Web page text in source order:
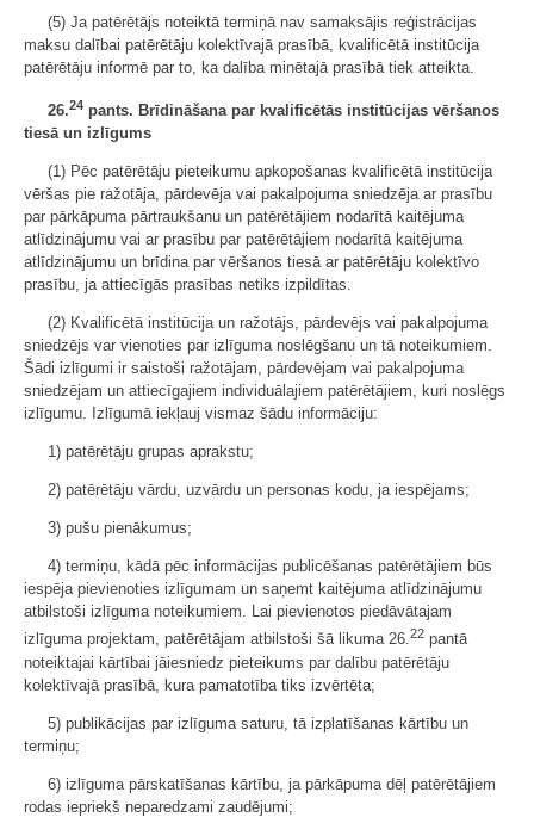
(5) Ja patērētājs noteiktā termiņā nav samaksājis reģistrācijas
maksu dalībai patērētāju kolektīvajā prasībā, kvalificētā institūcija
patērētāju informē par to, ka dalība minētajā prasībā tiek atteikta.
26.24 pants. Brīdināšana par kvalificētās institūcijas vēršanos
tiesā un izlīgums
(1) Pēc patērētāju pieteikumu apkopošanas kvalificētā institūcija
vēršas pie ražotāja, pārdevēja vai pakalpojuma sniedzēja ar prasību
par pārkāpuma pārtraukšanu un patērētājiem nodarītā kaitējuma
atlīdzinājumu vai ar prasību par patērētājiem nodarītā kaitējuma
atlīdzinājumu un brīdina par vēršanos tiesā ar patērētāju kolektīvo
prasību, ja attiecīgās prasības netiks izpildītas.
(2) Kvalificētā institūcija un ražotājs, pārdevējs vai pakalpojuma
sniedzējs var vienoties par izlīguma noslēgšanu un tā noteikumiem.
Šādi izlīgumi ir saistoši ražotājam, pārdevējam vai pakalpojuma
sniedzējam un attiecīgajiem individuālajiem patērētājiem, kuri noslēgs
izlīgumu. Izlīgumā iekļauj vismaz šādu informāciju:
1) patērētāju grupas aprakstu;
2) patērētāju vārdu, uzvārdu un personas kodu, ja iespējams;
3) pušu pienākumus;
4) termiņu, kādā pēc informācijas publicēšanas patērētājiem būs
iespēja pievienoties izlīgumam un saņemt kaitējuma atlīdzinājumu
atbilstoši izlīguma noteikumiem. Lai pievienotos piedāvātajam
izlīguma projektam, patērētājam atbilstoši šā likuma 26.22 pantā
noteiktajai kārtībai jāiesniedz pieteikums par dalību patērētāju
kolektīvajā prasībā, kura pamatotība tiks izvērtēta;
5) publikācijas par izlīguma saturu, tā izplatīšanas kārtību un
termiņu;
6) izlīguma pārskatīšanas kārtību, ja pārkāpuma dēļ patērētājiem
rodas iepriekš neparedzami zaudējumi;